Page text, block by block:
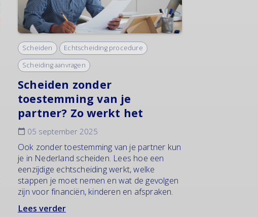
Scheiden Echtscheiding procedure
Scheiding aanvragen
Scheiden zonder
toestemming van je
partner? Zo werkt het
05 september 2025
Ook zonder toestemming van je partner kun
je in Nederland scheiden. Lees hoe een
eenzijdige echtscheiding werkt, welke
stappen je moet nemen en wat de gevolgen
zijn voor financiën, kinderen en afspraken.
Lees verder